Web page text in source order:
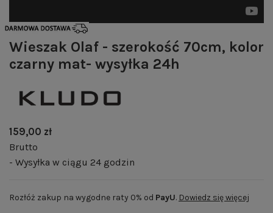
Wieszak Olaf - szerokość 70cm, kolor
czarny mat- wysyłka 24h
159,00 zł
Brutto
- Wysyłka w ciągu 24 godzin
Rozłóż zakup na wygodne raty 0% od PayU. Dowiedz się więcej